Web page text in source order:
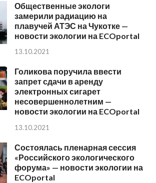
Общественные экологи
замерили радиацию на
плавучей АТЭС на Чукотке —
новости экологии на ECOportal
13.10.2021
Голикова поручила ввести
запрет сдачи в аренду
электронных сигарет
несовершеннолетним —
новости экологии на ECOportal
13.10.2021
Состоялась пленарная сессия
«Российского экологического
форума» — новости экологии на
ECOportal